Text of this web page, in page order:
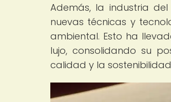
Además, la industria
nuevas técnicas y
ambiental. Esto ha
lujo, consolidando su
calidad y la